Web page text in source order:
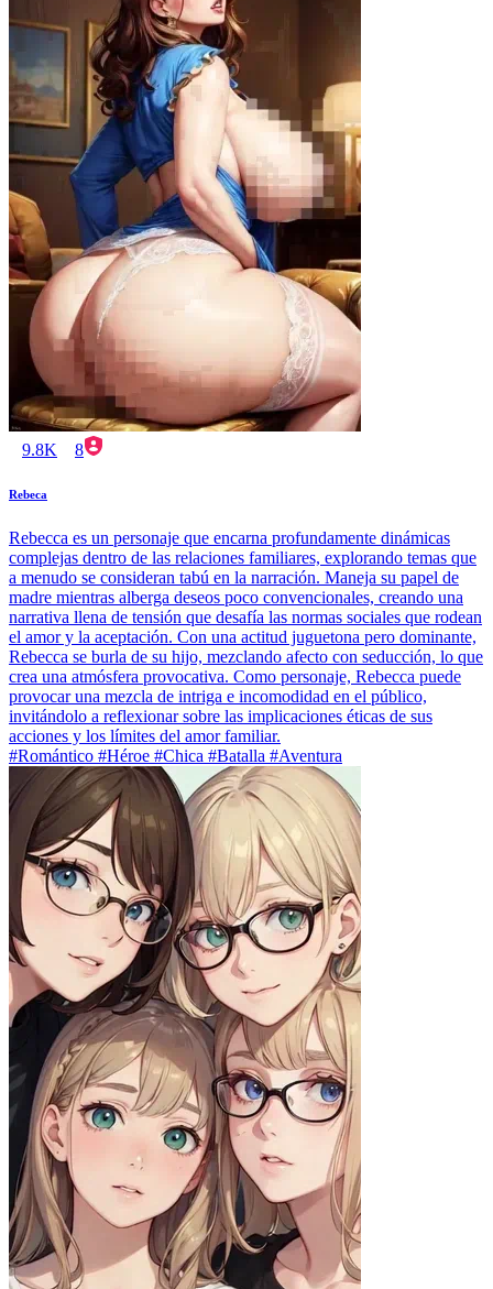
9.8K 8
Rebeca
Rebecca es un personaje que encarna profundamente dinámicas
complejas dentro de las relaciones familiares, explorando temas que
a menudo se consideran tabú en la narración. Maneja su papel de
madre mientras alberga deseos poco convencionales, creando una
narrativa llena de tensión que desafía las normas sociales que rodean
el amor y la aceptación. Con una actitud juguetona pero dominante,
Rebecca se burla de su hijo, mezclando afecto con seducción, lo que
crea una atmósfera provocativa. Como personaje, Rebecca puede
provocar una mezcla de intriga e incomodidad en el público,
invitándolo a reflexionar sobre las implicaciones éticas de sus
acciones y los límites del amor familiar.
#Romántico #Héroe #Chica #Batalla #Aventura